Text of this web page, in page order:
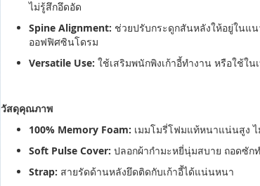
ไม่รู้สึกอึดอัด
Spine Alignment: ช่วยปรับกระดูกสันหลังให้อยู่ในแน
ออฟฟิศซินโดรม
Versatile Use: ใช้เสริมพนักพิงเก้าอี้ทำงาน หรือใช้ใน
วัสดุคุณภาพ
100% Memory Foam: เมมโมรี่โฟมแท้หนาแน่นสูง
Soft Pulse Cover: ปลอกผ้ากำมะหยี่นุ่มสบาย ถอดซัก
Strap: สายรัดด้านหลังยึดติดกับเก้าอี้ได้แน่นหนา